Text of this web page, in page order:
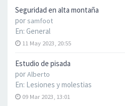
Seguridad en alta montaña
por samfoot
En: General
11 May 2023, 20:55
Estudio de pisada
porAlberto
En: Lesiones y molestias
09 Mar 2023, 13:01